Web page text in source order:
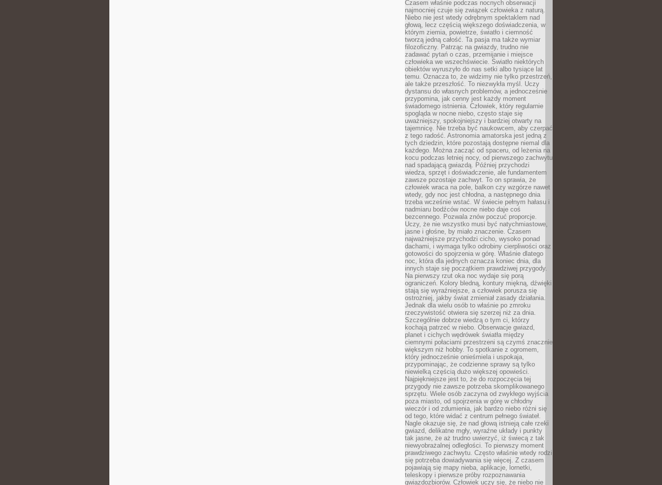
Czasem właśnie podczas nocnych obserwacji
najmocniej czuje się związek człowieka z naturą.
Niebo nie jest wtedy odrębnym spektaklem nad
głową, lecz częścią większego doświadczenia, w
którym ziemia, powietrze, światło i ciemność
tworzą jedną całość. Ta pasja ma także wymiar
filozoficzny. Patrząc na gwiazdy, trudno nie
zadawać pytań o czas, przemijanie i miejsce
człowieka we wszechświecie. Światło niektórych
obiektów wyruszyło do nas setki albo tysiące lat
temu. Oznacza to, że widzimy nie tylko przestrzeń,
ale także przeszłość. To niezwykła myśl. Uczy
dystansu do własnych problemów, a jednocześnie
przypomina, jak cenny jest każdy moment
świadomego istnienia. Człowiek, który regularnie
spogląda w nocne niebo, często staje się
uważniejszy, spokojniejszy i bardziej otwarty na
tajemnicę. Nie trzeba być naukowcem, aby czerpać
z tego radość. Astronomia amatorska jest jedną z
tych dziedzin, które pozostają dostępne niemal dla
każdego. Można zacząć od spaceru, od leżenia na
kocu podczas letniej nocy, od pierwszego zachwytu
nad spadającą gwiazdą. Później przychodzi
wiedza, sprzęt i doświadczenie, ale fundamentem
zawsze pozostaje zachwyt. To on sprawia, że
człowiek wraca na pole, balkon czy wzgórze nawet
wtedy, gdy noc jest chłodna, a następnego dnia
trzeba wcześnie wstać. W świecie pełnym hałasu i
nadmiaru bodźców nocne niebo daje coś
bezcennego. Pozwala znów poczuć proporcje.
Uczy, że nie wszystko musi być natychmiastowe,
jasne i głośne, by miało znaczenie. Czasem
najważniejsze przychodzi cicho, wysoko ponad
dachami, i wymaga tylko odrobiny cierpliwości oraz
gotowości do spojrzenia w górę. Właśnie dlatego
noc, która dla jednych oznacza koniec dnia, dla
innych staje się początkiem prawdziwej przygody.
Na pierwszy rzut oka noc wydaje się porą
ograniczeń. Kolory bledną, kontury miękną, dźwięki
stają się wyraźniejsze, a człowiek porusza się
ostrożniej, jakby świat zmieniał zasady działania.
Jednak dla wielu osób to właśnie po zmroku
rzeczywistość otwiera się szerzej niż za dnia.
Szczególnie dobrze wiedzą o tym ci, którzy
kochają patrzeć w niebo. Obserwacje gwiazd,
planet i cichych wędrówek światła między
ciemnymi połaciami przestrzeni są czymś znacznie
większym niż hobby. To spotkanie z ogromem,
który jednocześnie onieśmiela i uspokaja,
przypominając, że codzienne sprawy są tylko
niewielką częścią dużo większej opowieści.
Najpiękniejsze jest to, że do rozpoczęcia tej
przygody nie zawsze potrzeba skomplikowanego
sprzętu. Wiele osób zaczyna od zwykłego wyjścia
poza miasto, od spojrzenia w górę w chłodny
wieczór i od zdumienia, jak bardzo niebo różni się
od tego, które widać z centrum pełnego świateł.
Nagle okazuje się, że nad głową istnieją całe rzeki
gwiazd, delikatne mgły, wyraźne układy i punkty
tak jasne, że aż trudno uwierzyć, iż świecą z tak
niewyobrażalnej odległości. To pierwszy moment
prawdziwego zachwytu. Często właśnie wtedy rodzi
się potrzeba dowiadywania się więcej. Z czasem
pojawiają się mapy nieba, aplikacje, lornetki,
teleskopy i pierwsze próby rozpoznawania
gwiazdozbiorów. Człowiek uczy się, że niebo nie